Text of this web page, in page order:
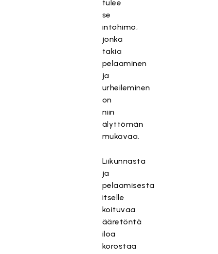
tulee
se
intohimo,
jonka
takia
pelaaminen
ja
urheileminen
on
niin
älyttömän
mukavaa.
Liikunnasta
ja
pelaamisesta
itselle
koituvaa
ääretöntä
iloa
korostaa